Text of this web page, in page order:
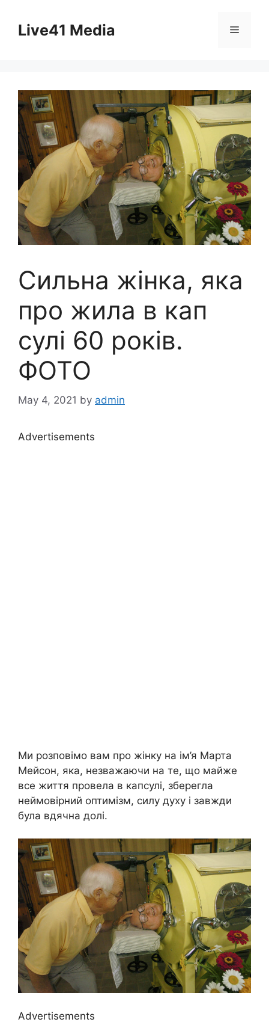
contentLive41 Media Menu
Cильна жінка, яка
про жила в кап
сулі 60 років.
ФОТО
May 4, 2021 by admin
Advertisements
Ми розповімо вам про жінку на ім’я Марта
Мейсон, яка, незважаючи на те, що майже
все життя провела в капсулі, зберегла
неймовірний оптимізм, силу духу і завжди
була вдячна долі.
Advertisements